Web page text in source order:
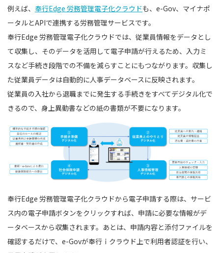
例えば、 奉行Edge 労務管理電子化クラウドも、e-Gov、マイナポ
ータルとAPIで連携する労務管理サービスです。
奉行Edge 労務管理電子化クラウドでは、従業員情報をデータとし
て収集し、そのデータを活用して電子申請が行えるため、入力ミ
スなど手続き段階での不備を減らすことにもつながります。収集し
た従業員データは自動的に人事データベースに反映されます。
従業員の入社から退職までに発生する手続きをすべてデジタル化で
きるので、身上異動書などの紙の書類が不要になります。
奉行Edge 労務管理電子化クラウドから電子申請する際は、サービ
ス内の電子申請ボタンをクリックすれば、申請に必要な情報がデ
ータベースから収集されます。あとは、申請内容と添付ファイルを
確認するだけで、e-Govが奉行ｉクラウド上で利用者認証を行い、